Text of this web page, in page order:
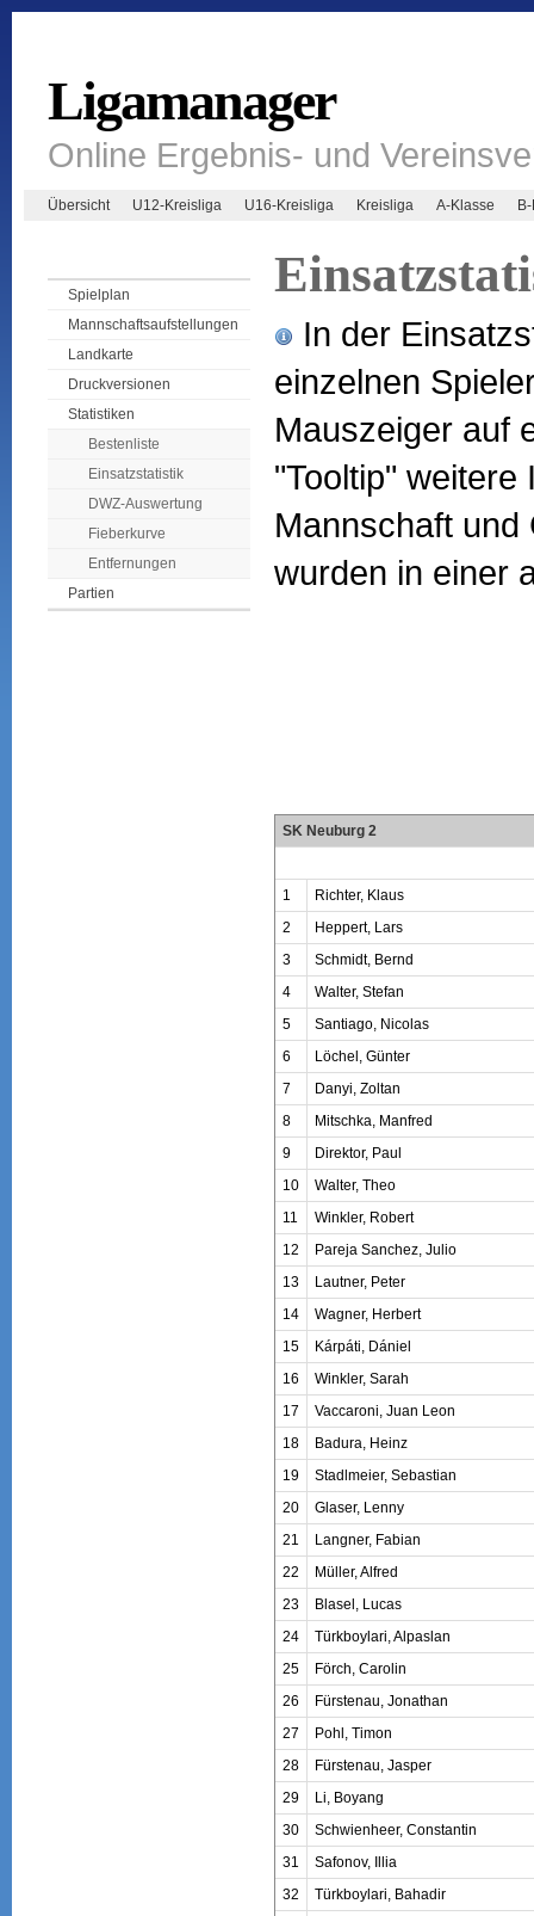
Ligamanager
Online Ergebnis- und
Übersicht U12-Kreisliga U16-Kreisliga Kreisliga A-Klasse
Spielplan
Mannschaftsaufstellungen
Landkarte
Druckversionen
Statistiken
Bestenliste
Einsatzstatistik
DWZ-Auswertung
Fieberkurve
Entfernungen
Partien
In der
einzelnen
Mauszeiger auf
"Tooltip"
Mannschaft
wurden in einer
SK Neuburg 2
1
Richter, Klaus
2
Heppert, Lars
3
Schmidt, Bernd
4
Walter, Stefan
5
Santiago, Nicolas
6
Löchel, Günter
7
Danyi, Zoltan
8
Mitschka, Manfred
9
Direktor, Paul
10
Walter, Theo
11
Winkler, Robert
12
Pareja Sanchez, Julio
13
Lautner, Peter
14
Wagner, Herbert
15
Kárpáti, Dániel
16
Winkler, Sarah
17
Vaccaroni, Juan Leon
18
Badura, Heinz
19
Stadlmeier, Sebastian
20
Glaser, Lenny
21
Langner, Fabian
22
Müller, Alfred
23
Blasel, Lucas
24
Türkboylari, Alpaslan
25
Förch, Carolin
26
Fürstenau, Jonathan
27
Pohl, Timon
28
Fürstenau, Jasper
29
Li, Boyang
30
Schwienheer, Constantin
31
Safonov, Illia
32
Türkboylari, Bahadir